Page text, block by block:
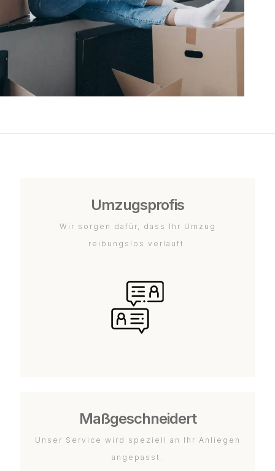
Umzugsprofis
Wir sorgen dafür, dass Ihr Umzug
reibungslos verläuft.
Maßgeschneidert
Unser Service wird speziell an Ihr Anliegen
angepasst.